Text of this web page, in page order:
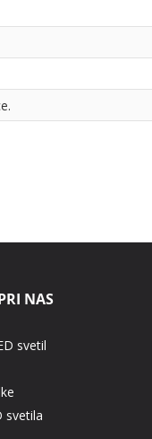
NAS
svetil
svetila